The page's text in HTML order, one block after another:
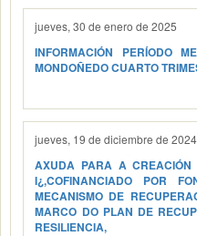
jueves, 30 de enero de 2025
INFORMACIÓN PERÍODO
MONDOÑEDO CUARTO
jueves, 19 de diciembre de 2024
AXUDA PARA A CREACIÓN
I¿,COFINANCIADO POR
MECANISMO DE
MARCO DO PLAN DE
RESILIENCIA,